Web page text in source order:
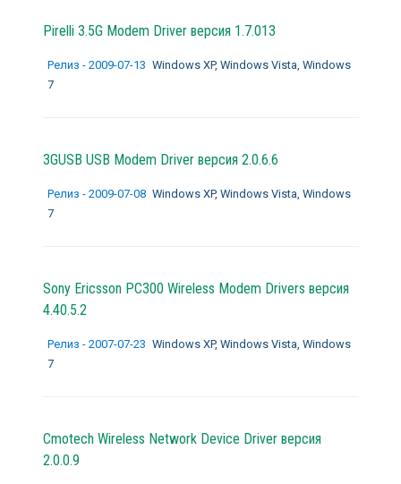
Pirelli 3.5G Modem Driver версия 1.7.013
Релиз - 2009-07-13 Windows XP, Windows Vista, Windows
7
3GUSB USB Modem Driver версия 2.0.6.6
Релиз - 2009-07-08 Windows XP, Windows Vista, Windows
7
Sony Ericsson PC300 Wireless Modem Drivers версия
4.40.5.2
Релиз - 2007-07-23 Windows XP, Windows Vista, Windows
7
Cmotech Wireless Network Device Driver версия
2.0.0.9